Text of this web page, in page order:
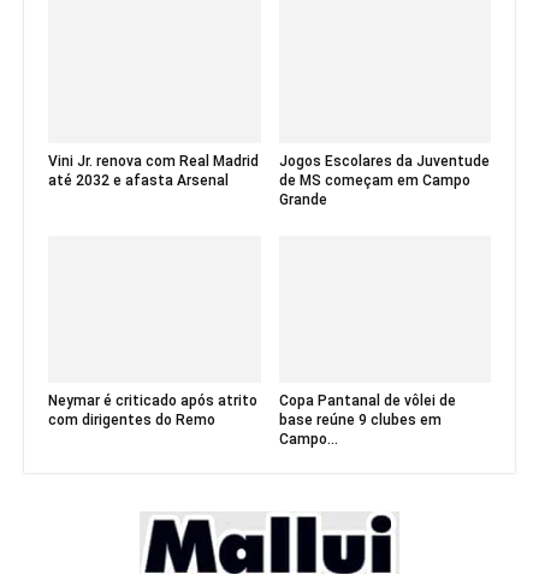
Vini Jr. renova com Real Madrid
até 2032 e afasta Arsenal
Jogos Escolares da Juventude
de MS começam em Campo
Grande
Neymar é criticado após atrito
com dirigentes do Remo
Copa Pantanal de vôlei de
base reúne 9 clubes em
Campo...